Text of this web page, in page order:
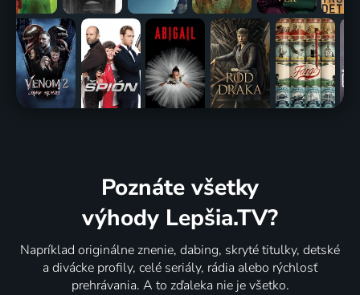
Poznáte všetky
výhody Lepšia.TV?
Napríklad originálne znenie, dabing, skryté titulky, detské
a divácke profily, celé seriály, rádia alebo rýchlosť
prehrávania. A to zďaleka nie je všetko.